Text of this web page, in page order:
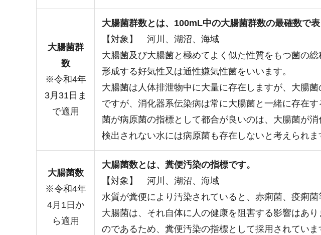
大腸菌群
数
※令和4年
3月31日ま
で適用
大腸菌群数とは、100mL中の大腸菌群数の最確数で
【対象】 河川、湖沼、海域
大腸菌及び大腸菌と極めてよく似た性質をもつ菌の
形成する好気性又は通性嫌気性菌をいいます。
大腸菌は人体排泄物中に大量に存在しますが、大腸
ですが、消化器系伝染病は常に大腸菌と一緒に存在
菌が病原菌の指標として都合が良いのは、大腸菌が
検出されない水には病原菌も存在しないと考えられま
大腸菌数
※令和4年
4月1日か
ら適用
大腸菌数とは、糞便汚染の指標です。
【対象】 河川、湖沼、海域
水質が糞便により汚染されていると、赤痢菌、疫痢
大腸菌は、それ自体に人の健康を阻害する影響はあ
のであるため、糞便汚染の指標として採用されていま